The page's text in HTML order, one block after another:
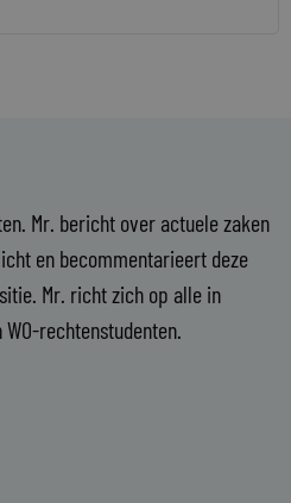
Mr. bericht over actuele zaken
en becommentarieert deze
Mr. richt zich op alle in
rechtenstudenten.